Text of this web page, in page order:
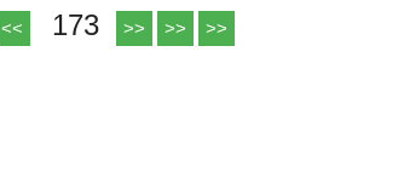
<< 173 >> >> >>